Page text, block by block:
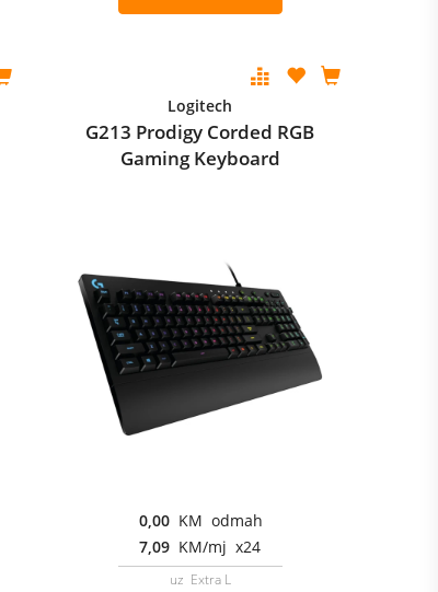
Logitech
G213 Prodigy Corded RGB
Gaming Keyboard
0,00 KM odmah
7,09 KM/mj x24
uz Extra L